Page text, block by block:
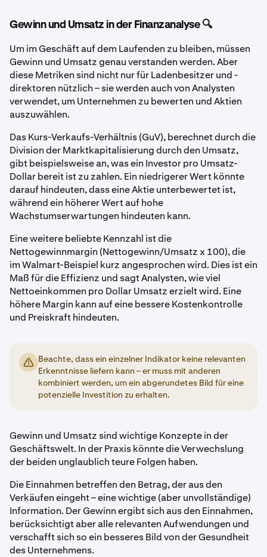
Gewinn und Umsatz in der Finanzanalyse 🔍
Um im Geschäft auf dem Laufenden zu bleiben, müssen
Gewinn und Umsatz genau verstanden werden. Aber
diese Metriken sind nicht nur für Ladenbesitzer und -
direktoren nützlich – sie werden auch von Analysten
verwendet, um Unternehmen zu bewerten und Aktien
auszuwählen.
Das Kurs-Verkaufs-Verhältnis (GuV), berechnet durch die
Division der Marktkapitalisierung durch den Umsatz,
gibt beispielsweise an, was ein Investor pro Umsatz-
Dollar bereit ist zu zahlen. Ein niedrigerer Wert könnte
darauf hindeuten, dass eine Aktie unterbewertet ist,
während ein höherer Wert auf hohe
Wachstumserwartungen hindeuten kann.
Eine weitere beliebte Kennzahl ist die
Nettogewinnmargin (Nettogewinn/Umsatz x 100), die
im Walmart-Beispiel kurz angesprochen wird. Dies ist ein
Maß für die Effizienz und sagt Analysten, wie viel
Nettoeinkommen pro Dollar Umsatz erzielt wird. Eine
höhere Margin kann auf eine bessere Kostenkontrolle
und Preiskraft hindeuten.
Beachte, dass ein einzelner Indikator keine relevanten
Erkenntnisse liefern kann – er muss mit anderen
kombiniert werden, um ein abgerundetes Bild für eine
potenzielle Investition zu erhalten.
Gewinn und Umsatz sind wichtige Konzepte in der
Geschäftswelt. In der Praxis könnte die Verwechslung
der beiden unglaublich teure Folgen haben.
Die Einnahmen betreffen den Betrag, der aus den
Verkäufen eingeht – eine wichtige (aber unvollständige)
Information. Der Gewinn ergibt sich aus den Einnahmen,
berücksichtigt aber alle relevanten Aufwendungen und
verschafft sich so ein besseres Bild von der Gesundheit
des Unternehmens.